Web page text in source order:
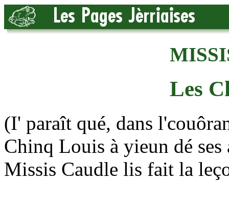
Les
(I' paraît qué, dans
Chinq Louis à yieun dé
Missis Caudle lis fait la